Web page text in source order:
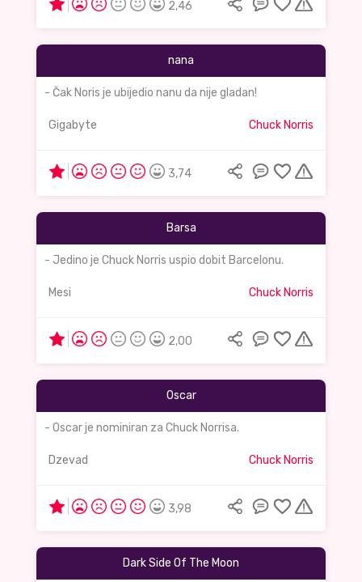
2,46
nana
- Čak Noris je ubijedio nanu da nije gladan!
Gigabyte Chuck Norris
3,74
Barsa
- Jedino je Chuck Norris uspio dobit Barcelonu.
Mesi Chuck Norris
2,00
Oscar
- Oscar je nominiran za Chuck Norrisa.
Dzevad Chuck Norris
3,98
Dark Side Of The Moon